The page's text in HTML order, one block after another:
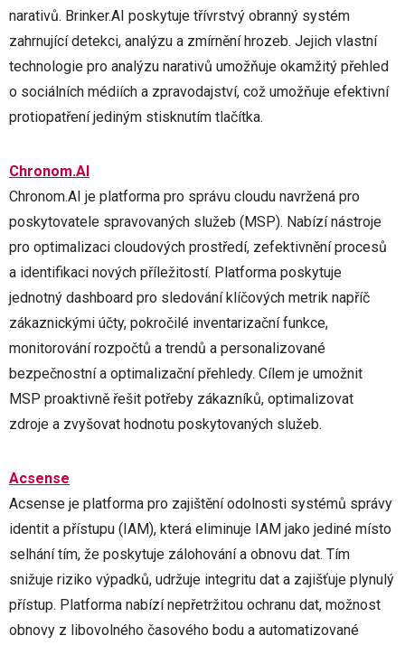
narativů. Brinker.AI poskytuje třívrstvý obranný systém
zahrnující detekci, analýzu a zmírnění hrozeb. Jejich vlastní
technologie pro analýzu narativů umožňuje okamžitý přehled
o sociálních médiích a zpravodajství, což umožňuje efektivní
protiopatření jediným stisknutím tlačítka.
Chronom.AI
Chronom.AI je platforma pro správu cloudu navržená pro
poskytovatele spravovaných služeb (MSP). Nabízí nástroje
pro optimalizaci cloudových prostředí, zefektivnění procesů
a identifikaci nových příležitostí. Platforma poskytuje
jednotný dashboard pro sledování klíčových metrik napříč
zákaznickými účty, pokročilé inventarizační funkce,
monitorování rozpočtů a trendů a personalizované
bezpečnostní a optimalizační přehledy. Cílem je umožnit
MSP proaktivně řešit potřeby zákazníků, optimalizovat
zdroje a zvyšovat hodnotu poskytovaných služeb.
Acsense
Acsense je platforma pro zajištění odolnosti systémů správy
identit a přístupu (IAM), která eliminuje IAM jako jediné místo
selhání tím, že poskytuje zálohování a obnovu dat. Tím
snižuje riziko výpadků, udržuje integritu dat a zajišťuje plynulý
přístup. Platforma nabízí nepřetržitou ochranu dat, možnost
obnovy z libovolného časového bodu a automatizované